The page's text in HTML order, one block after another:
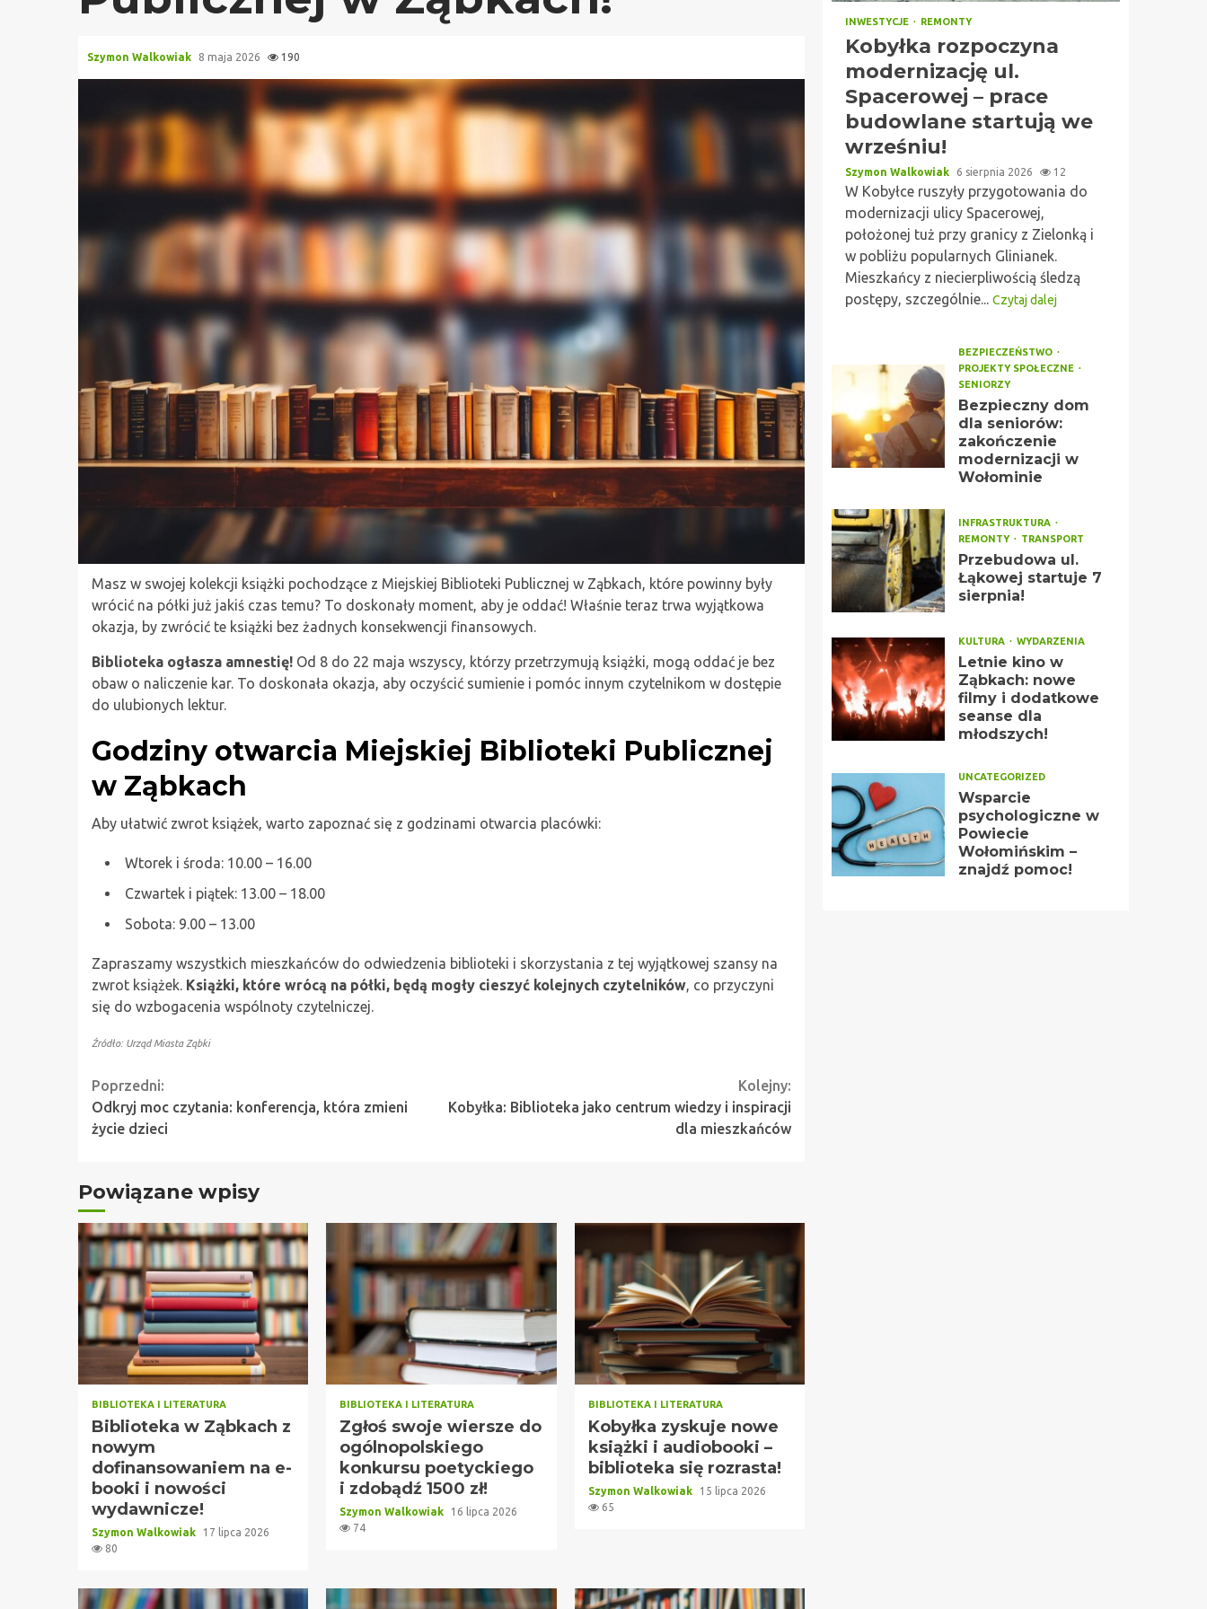
Szymon Walkowiak 8 maja 2026 190
Masz w swojej kolekcji książki pochodzące z Miejskiej Biblioteki Publicznej w Ząbkach, które powinny były
wrócić na półki już jakiś czas temu? To doskonały moment, aby je oddać! Właśnie teraz trwa wyjątkowa
okazja, by zwrócić te książki bez żadnych konsekwencji finansowych.
Biblioteka ogłasza amnestię! Od 8 do 22 maja wszyscy, którzy przetrzymują książki, mogą oddać je bez
obaw o naliczenie kar. To doskonała okazja, aby oczyścić sumienie i pomóc innym czytelnikom w dostępie
do ulubionych lektur.
Godziny otwarcia Miejskiej Biblioteki Publicznej
w Ząbkach
Aby ułatwić zwrot książek, warto zapoznać się z godzinami otwarcia placówki:
Wtorek i środa: 10.00 – 16.00
Czwartek i piątek: 13.00 – 18.00
Sobota: 9.00 – 13.00
Zapraszamy wszystkich mieszkańców do odwiedzenia biblioteki i skorzystania z tej wyjątkowej szansy na
zwrot książek. Książki, które wrócą na półki, będą mogły cieszyć kolejnych czytelników , co przyczyni
się do wzbogacenia wspólnoty czytelniczej.
Źródło: Urząd Miasta Ząbki
Continue
Reading
Poprzedni:
Odkryj moc czytania: konferencja, która zmieni
życie dzieci
Kolejny:
Kobyłka: Biblioteka jako centrum wiedzy i inspiracji
dla mieszkańców
Powiązane wpisy
BIBLIOTEKA I LITERATURA
Biblioteka w Ząbkach z
nowym
dofinansowaniem na e-
booki i nowości
wydawnicze!
Szymon Walkowiak
17 lipca 2026
80
BIBLIOTEKA I LITERATURA
Zgłoś swoje wiersze do
ogólnopolskiego
konkursu poetyckiego
i zdobądź 1500 zł!
Szymon Walkowiak
16 lipca 2026
74
BIBLIOTEKA I LITERATURA
Kobyłka zyskuje nowe
książki i audiobooki –
biblioteka się rozrasta!
Szymon Walkowiak
15 lipca 2026
65
INWESTYCJE REMONTY
Kobyłka rozpoczyna
modernizację ul.
Spacerowej – prace
budowlane startują we
wrześniu!
Szymon Walkowiak 6 sierpnia 2026 12
W Kobyłce ruszyły przygotowania do
modernizacji ulicy Spacerowej,
położonej tuż przy granicy z Zielonką i
w pobliżu popularnych Glinianek.
Mieszkańcy z niecierpliwością śledzą
postępy, szczególnie... Czytaj dalej
BEZPIECZEŃSTWO
PROJEKTY SPOŁECZNE
SENIORZY
Bezpieczny dom
dla seniorów:
zakończenie
modernizacji w
Wołominie
INFRASTRUKTURA
REMONTY
TRANSPORT
Przebudowa ul.
Łąkowej startuje 7
sierpnia!
KULTURA WYDARZENIA
Letnie kino w
Ząbkach: nowe
filmy i dodatkowe
seanse dla
młodszych!
UNCATEGORIZED
Wsparcie
psychologiczne w
Powiecie
Wołomińskim –
znajdź pomoc!